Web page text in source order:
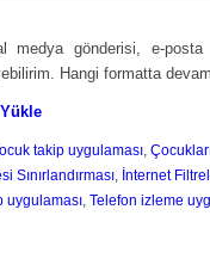
medya gönderisi, e-
Hangi formatta
Yükle
takip uygulaması
Sınırlandırması İnternet
uygulaması Telefon izleme